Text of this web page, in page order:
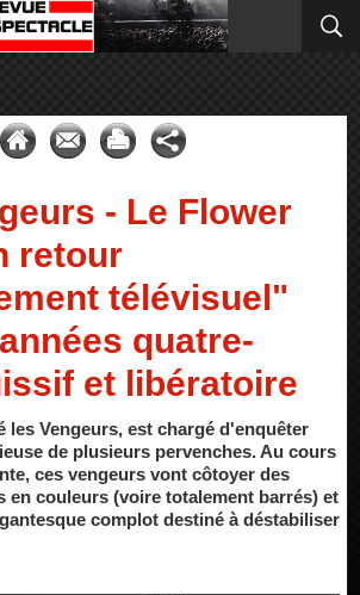
- Le Flower
retour
télévisuel"
quatre-
et libératoire
les Vengeurs, est chargé d'enquêter
de plusieurs pervenches. Au cours
ces vengeurs vont côtoyer des
en couleurs (voire totalement barrés) et
complot destiné à déstabiliser